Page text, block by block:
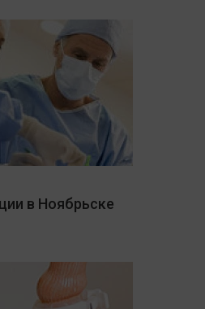
в Ноябрьске